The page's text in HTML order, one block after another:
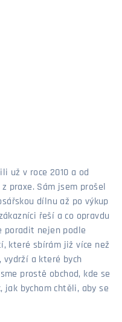
už v roce 2010 a od
praxe. Sám jsem prošel
dílnu až po výkup
řeší a co opravdu
poradit nejen podle
které sbírám již více než
vydrží a které bych
prostě obchod, kde se
jak bychom chtěli, aby se